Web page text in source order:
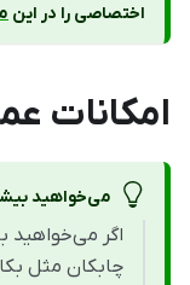
اختصاصی را در این
امکانات
می‌خواهید
اگر
چابکان مثل